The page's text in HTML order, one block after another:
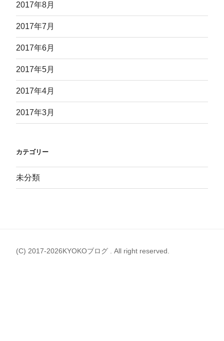
2017年8月
2017年7月
2017年6月
2017年5月
2017年4月
2017年3月
カテゴリー
未分類
(C) 2017-2026KYOKOブログ . All right reserved.